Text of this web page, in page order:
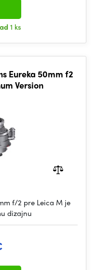
1 ks
Eureka 50mm f2
Version
f/2 pre Leica M je
dizajnu